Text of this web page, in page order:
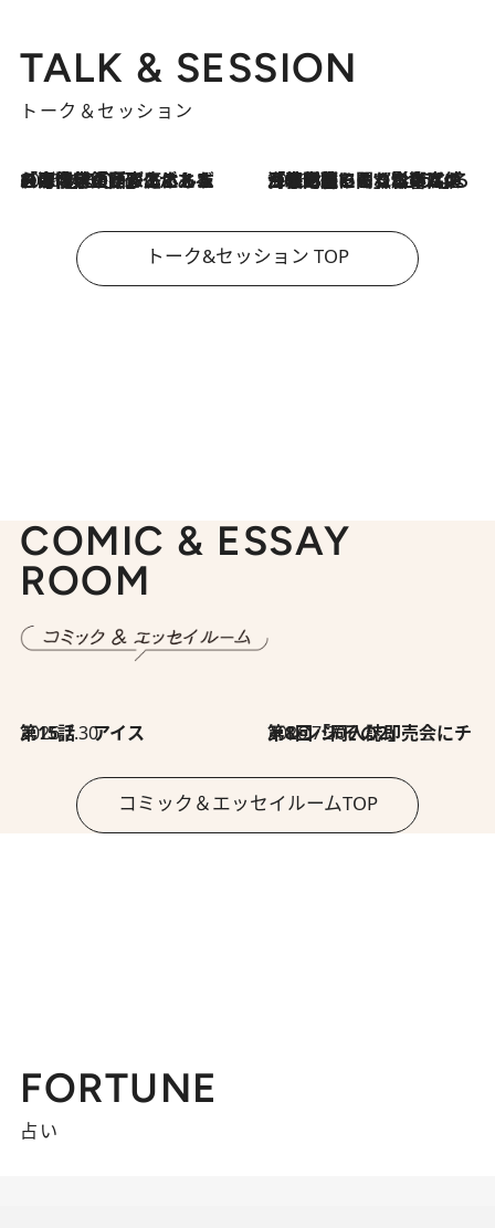
TALK & SESSION
トーク＆セッション
2026.8.3
「今後値上げがあるとすれば…」「リスクがあるのは今年の冬」エネルギー専門家が語る、ホルムズ海峡封鎖が家庭にもたらす“ある心配” 2026.8.3
「住宅建てられない…」「サーチャージ料の高値が続いている」ホルムズ海峡封鎖による影響はいつまで続く？《エネルギー専門家に聞く“どうなる日本の暮らし”》
トーク&セッション TOP
COMIC & ESSAY
ROOM
2026.7.30
第15話 アイス 2026.7.30
第8回「同人誌即売会にチャレンジ その2」
コミック＆エッセイルームTOP
FORTUNE
占い